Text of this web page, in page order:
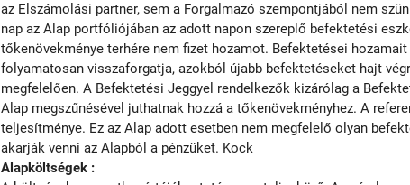
az Elszámolási partner, sem a Forgalmazó szempontjából nem
nap az Alap portfóliójában az adott napon szereplő befektetési
tőkenövekménye terhére nem fizet hozamot. Befektetései
folyamatosan visszaforgatja, azokból újabb befektetéseket hajt
megfelelően. A Befektetési Jeggyel rendelkezők kizárólag a
Alap megszűnésével juthatnak hozzá a tőkenövekményhez. A
teljesítménye. Ez az Alap adott esetben nem megfelelő olyan
akarják venni az Alapból a pénzüket. Kock
Alapköltségek :